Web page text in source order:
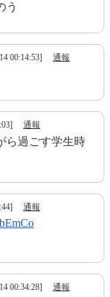
う
00:14:53] 通報
通報
ら過ごす学生時
通報
00:34:28] 通報